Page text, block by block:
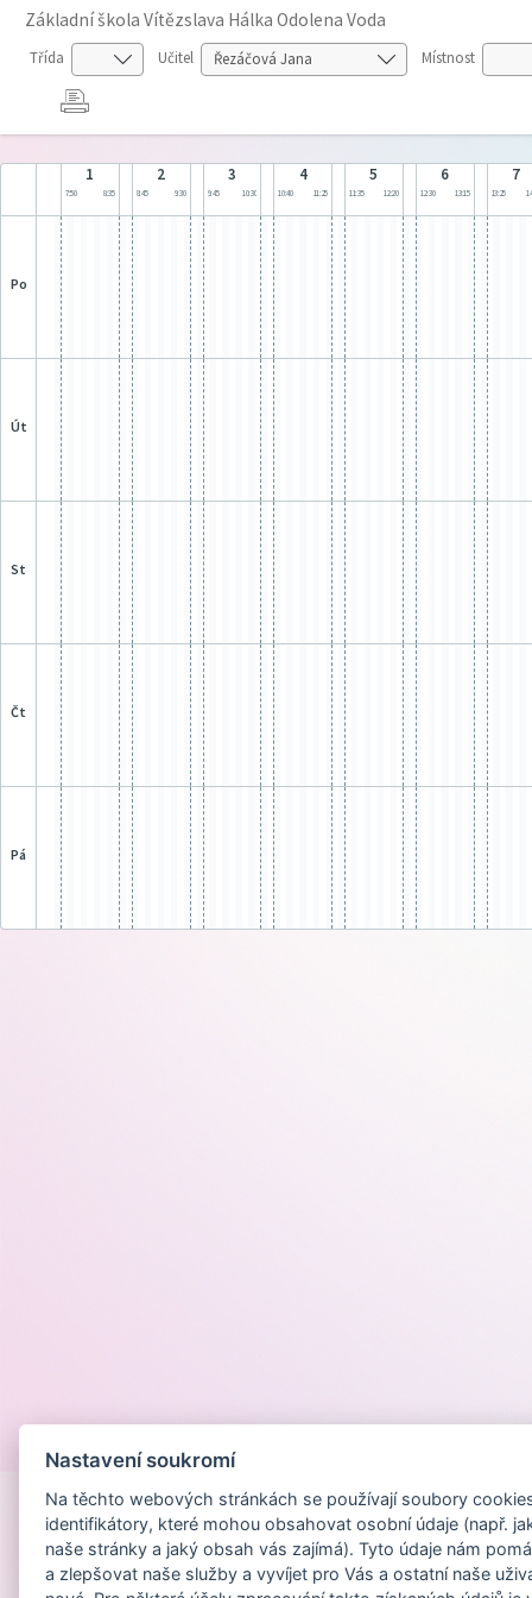
Základní škola Vítězslava Hálka Odolena Voda
Třída Učitel Místnost
1
7:50 8:35
2
8:45 9:30
3
9:45 10:30
4
10:40 11:25
5
11:35 12:20
6
12:30 13:15
7
13:25
po
út
st
čt
pá
Nastavení soukromí
Na těchto webových stránkách se používají soubory
identifikátory, které mohou obsahovat osobní údaje (např.
naše stránky a jaký obsah vás zajímá). Tyto údaje nám
a zlepšovat naše služby a vyvíjet pro Vás a ostatní naše